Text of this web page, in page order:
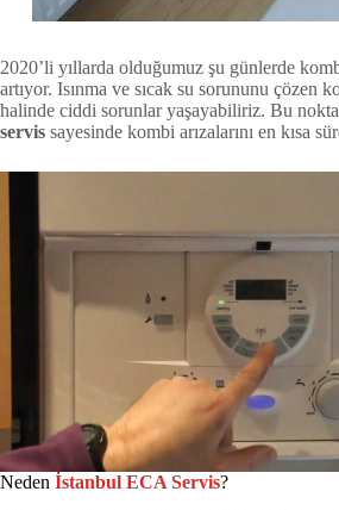
2020’li yıllarda olduğumuz şu günlerde
artıyor. Isınma ve sıcak su sorununu çözen
halinde ciddi sorunlar yaşayabiliriz. Bu
servis sayesinde kombi arızalarını en kısa
Neden İstanbul ECA Servis?